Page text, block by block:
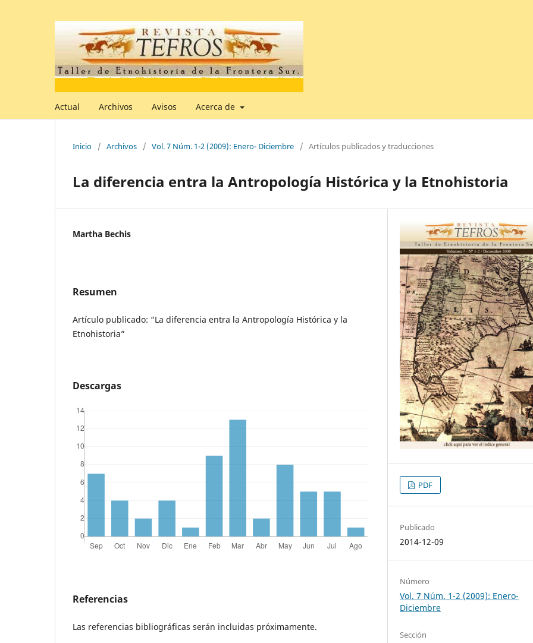
Actual Archivos Avisos Acerca de
Inicio / Archivos / Vol. 7 Núm. 1-2 (2009): Enero- Diciembre / Artículos publicados y traducciones
La diferencia entra la Antropología Histórica y la Etnohistoria
Martha Bechis
Resumen
Artículo publicado: “La diferencia entra la Antropología Histórica y la
Etnohistoria”
Descargas
Referencias
Las referencias bibliográficas serán incluidas próximamente.
PDF
Publicado
2014-12-09
Número
Vol. 7 Núm. 1-2 (2009): Enero-
Diciembre
Sección